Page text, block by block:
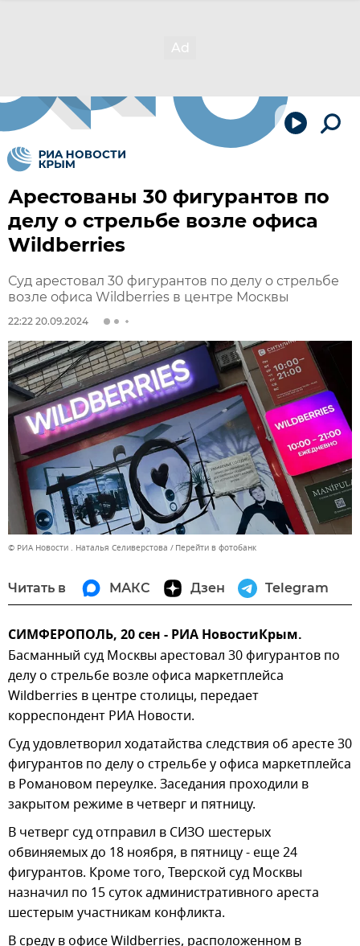
Арестованы 30 фигурантов по
делу о стрельбе возле офиса
Wildberries
Суд арестовал 30 фигурантов по делу о стрельбе
возле офиса Wildberries в центре Москвы
22:22 20.09.2024
© РИА Новости . Наталья Селиверстова Перейти в фотобанк
Читать в МАКС Дзен Telegram
СИМФЕРОПОЛЬ, 20 сен - РИА НовостиКрым.
Басманный суд Москвы арестовал 30 фигурантов по
делу о стрельбе возле офиса маркетплейса
Wildberries в центре столицы, передает
корреспондент РИА Новости.
Суд удовлетворил ходатайства следствия об аресте 30
фигурантов по делу о стрельбе у офиса маркетплейса
в Романовом переулке. Заседания проходили в
закрытом режиме в четверг и пятницу.
В четверг суд отправил в СИЗО шестерых
обвиняемых до 18 ноября, в пятницу - еще 24
фигурантов. Кроме того, Тверской суд Москвы
назначил по 15 суток административного ареста
шестерым участникам конфликта.
В среду в офисе Wildberries, расположенном в